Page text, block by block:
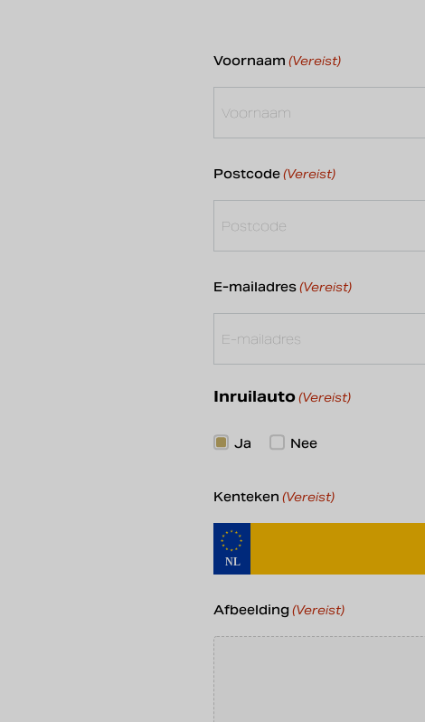
Voornaam (Vereist)
Postcode(Vereist)
E-mailadres(Vereist)
Inruilauto(Vereist)
Ja Nee
Kenteken (Vereist)
Afbeelding (Vereist)